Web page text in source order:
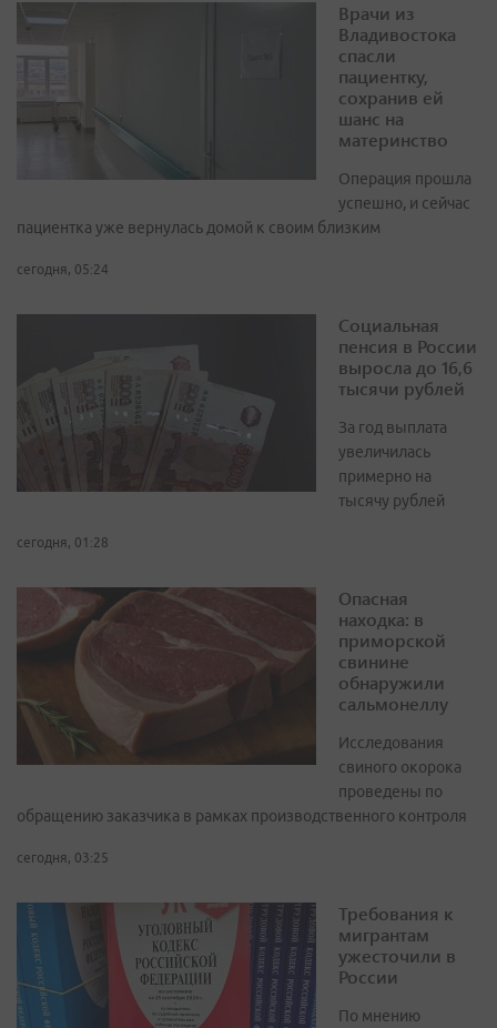
Врачи из
Владивостока
спасли
пациентку,
сохранив ей
шанс на
материнство
Операция прошла
успешно, и сейчас
пациентка уже вернулась домой к своим близким
сегодня, 05:24
Социальная
пенсия в России
выросла до 16,6
тысячи рублей
За год выплата
увеличилась
примерно на
тысячу рублей
сегодня, 01:28
Опасная
находка: в
приморской
свинине
обнаружили
сальмонеллу
Исследования
свиного окорока
проведены по
обращению заказчика в рамках производственного контроля
сегодня, 03:25
Требования к
мигрантам
ужесточили в
России
По мнению